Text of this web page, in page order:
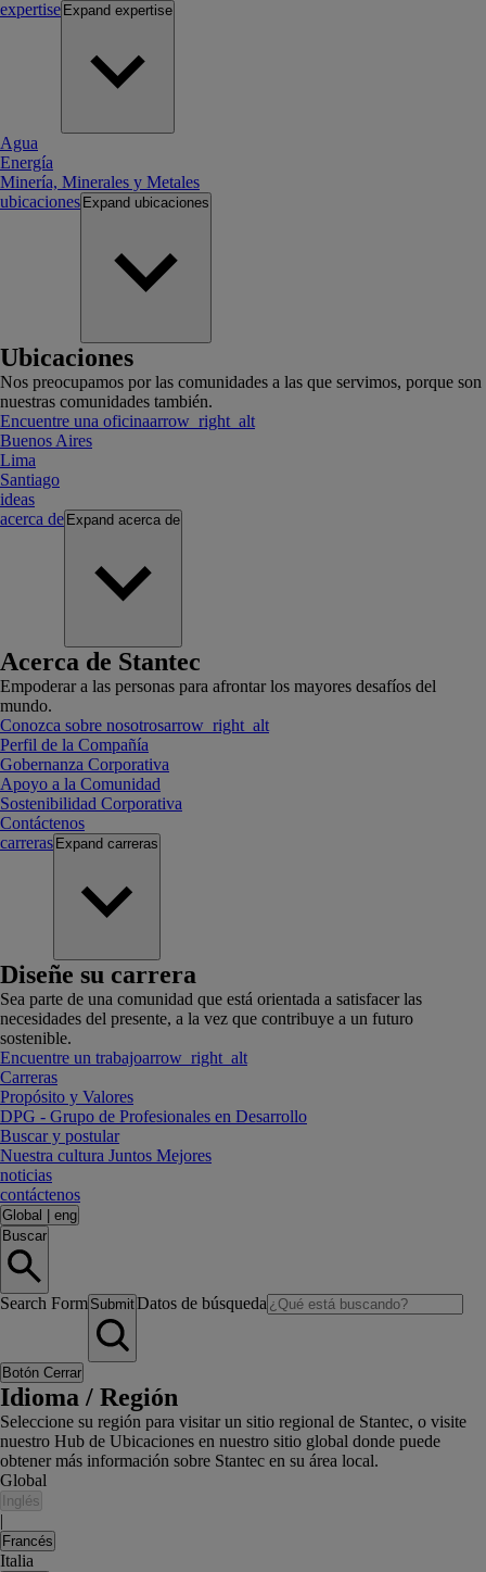
expertise Expand expertise
Agua
Energía
Minería, Minerales y Metales
ubicaciones Expand ubicaciones
Ubicaciones
Nos preocupamos por las comunidades a las que servimos, porque son
nuestras comunidades también.
Encuentre una oficinaarrow_right_alt
Buenos Aires
Lima
Santiago
ideas
acerca de Expand acerca de
Acerca de Stantec
Empoderar a las personas para afrontar los mayores desafíos del
mundo.
Conozca sobre nosotrosarrow_right_alt
Perfil de la Compañía
Gobernanza Corporativa
Apoyo a la Comunidad
Sostenibilidad Corporativa
Contáctenos
carreras Expand carreras
Diseñe su carrera
Sea parte de una comunidad que está orientada a satisfacer las
necesidades del presente, a la vez que contribuye a un futuro
sostenible.
Encuentre un trabajoarrow_right_alt
Carreras
Propósito y Valores
DPG - Grupo de Profesionales en Desarrollo
Buscar y postular
Nuestra cultura Juntos Mejores
noticias
contáctenos
Global
eng
Buscar
Search Form SubmitDatos de búsqueda
Botón Cerrar
Idioma / Región
Seleccione su región para visitar un sitio regional de Stantec, o visite
nuestro Hub de Ubicaciones en nuestro sitio global donde puede
obtener más información sobre Stantec en su área local.
Global
Inglés
|
Francés
Italia